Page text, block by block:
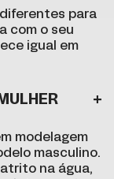
para
com o seu
igual em
modelagem
masculino.
na água,